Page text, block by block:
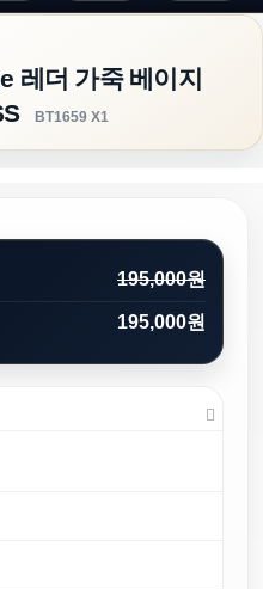
더 가죽 베이지 2.5cm
레더 가죽 베이지
BT1659 X1
195,000원
195,000원